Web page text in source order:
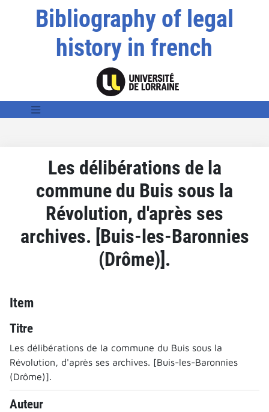
Bibliography of legal
history in french
Les délibérations de la
commune du Buis sous la
Révolution, d'après ses
archives. [Buis-les-Baronnies
(Drôme)].
Item
Titre
Les délibérations de la commune du Buis sous la
Révolution, d'après ses archives. [Buis-les-Baronnies
(Drôme)].
Auteur